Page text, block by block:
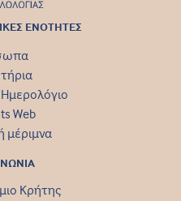
ΕΝΟΤΗΤΕΣ
Web
μέριμνα
Κρήτης